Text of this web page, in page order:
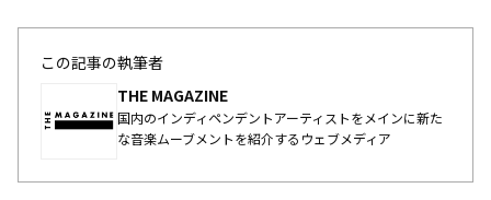
この記事の執筆者
THE MAGAZINE
国内のインディペンデントアーティストをメインに新た
な音楽ムーブメントを紹介するウェブメディア